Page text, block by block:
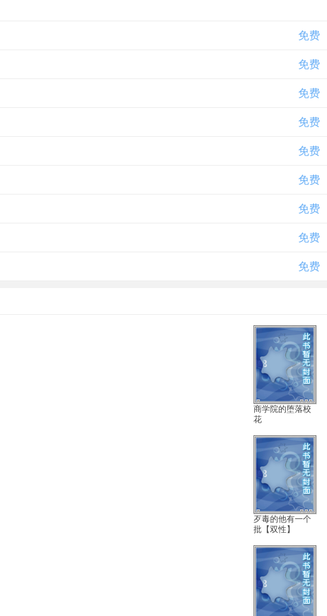
免费
免费
免费
免费
免费
免费
免费
免费
免费
商学院的堕落校
花
歹毒的他有一个
批【双性】